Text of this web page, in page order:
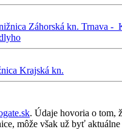
Záhorská kn. Trnava -
Krajská kn.
. Údaje hovoria o tom,
môže však už byť aktuálne